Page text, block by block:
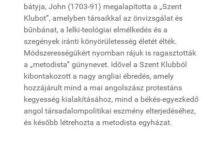
bátyja, John (1703-91) megalapította a „Szent
Klubot”, amelyben társaikkal az önvizsgálat és
bűnbánat, a lelki-teológiai elmélkedés és a
szegények iránti könyörületesség életét élték.
Módszerességükért nyomban rájuk is ragasztották
a „metodista” gúnynevet. Idővel a Szent Klubból
kibontakozott a nagy angliai ébredés, amely
hozzájárult mind a mai angolszász protestáns
kegyesség kialakításához, mind a békés-egyezkedő
angol társadalompolitikai eszmény elterjedéséhez,
és később létrehozta a metodista egyházat.